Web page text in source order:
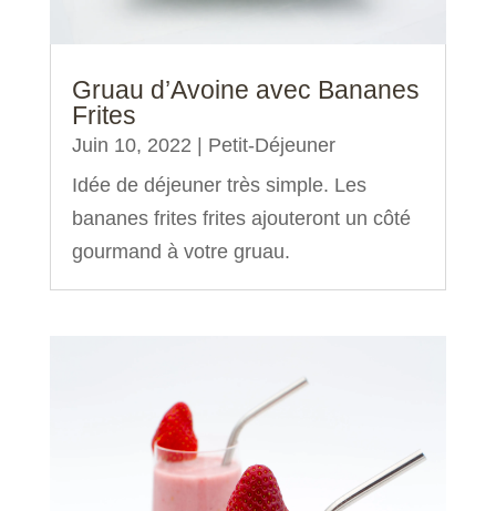
Gruau d’Avoine avec Bananes
Frites
Juin 10, 2022 | Petit-Déjeuner
Idée de déjeuner très simple. Les
bananes frites frites ajouteront un côté
gourmand à votre gruau.